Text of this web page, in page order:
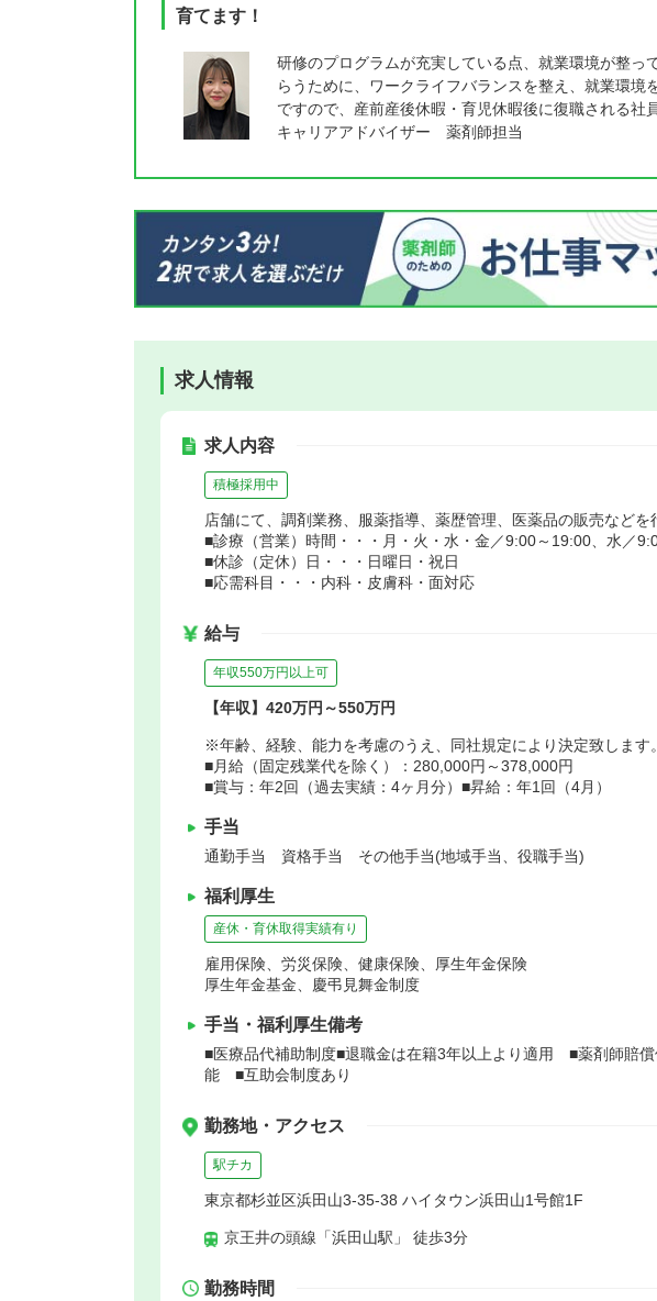
育てます！
研修のプログラムが充実している点、就業環境が整っ
らうために、ワークライフバランスを整え、就業環
ですので、産前産後休暇・育児休暇後に復職される社
キャリアアドバイザー 薬剤師担当
求人情報
求人内容
積極採用中
店舗にて、調剤業務、服薬指導、薬歴管理、医薬品の販売などを
■診療（営業）時間・・・月・火・水・金／9:00～19:00、水／
■休診（定休）日・・・日曜日・祝日
■応需科目・・・内科・皮膚科・面対応
給与
年収550万円以上可
【年収】420万円～550万円
※年齢、経験、能力を考慮のうえ、同社規定により決定致します。
■月給（固定残業代を除く）：280,000円～378,000円
■賞与：年2回（過去実績：4ヶ月分）■昇給：年1回（4月）
手当
通勤手当 資格手当 その他手当(地域手当、役職手当)
福利厚生
産休・育休取得実績有り
雇用保険、労災保険、健康保険、厚生年金保険
厚生年金基金、慶弔見舞金制度
手当・福利厚生備考
■医療品代補助制度■退職金は在籍3年以上より適用 ■薬剤師賠
能 ■互助会制度あり
勤務地・アクセス
駅チカ
東京都杉並区浜田山3-35-38 ハイタウン浜田山1号館1F
京王井の頭線「浜田山駅」 徒歩3分
勤務時間